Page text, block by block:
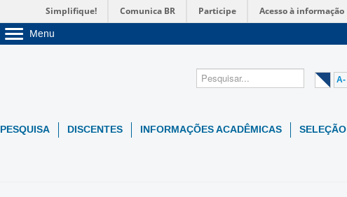
Simplifique! Comunica BR Participe Acesso à informação
Menu
Servidor
A-
PESQUISA DISCENTES INFORMAÇÕES ACADÊMICAS SELEÇÃO